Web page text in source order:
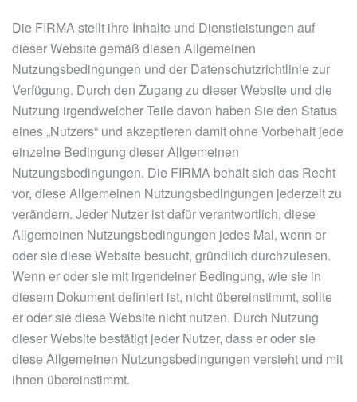
Die FIRMA stellt ihre Inhalte und Dienstleistungen auf
dieser Website gemäß diesen Allgemeinen
Nutzungsbedingungen und der Datenschutzrichtlinie zur
Verfügung. Durch den Zugang zu dieser Website und die
Nutzung irgendwelcher Teile davon haben Sie den Status
eines „Nutzers“ und akzeptieren damit ohne Vorbehalt jede
einzelne Bedingung dieser Allgemeinen
Nutzungsbedingungen. Die FIRMA behält sich das Recht
vor, diese Allgemeinen Nutzungsbedingungen jederzeit zu
verändern. Jeder Nutzer ist dafür verantwortlich, diese
Allgemeinen Nutzungsbedingungen jedes Mal, wenn er
oder sie diese Website besucht, gründlich durchzulesen.
Wenn er oder sie mit irgendeiner Bedingung, wie sie in
diesem Dokument definiert ist, nicht übereinstimmt, sollte
er oder sie diese Website nicht nutzen. Durch Nutzung
dieser Website bestätigt jeder Nutzer, dass er oder sie
diese Allgemeinen Nutzungsbedingungen versteht und mit
ihnen übereinstimmt.